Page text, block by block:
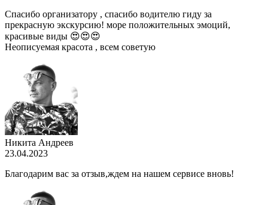
Спасибо организатору , спасибо водителю гиду за
прекрасную экскурсию! море положительных эмоций,
красивые виды 😍😍😍
Неописуемая красота , всем советую
Никита Андреев
23.04.2023
Благодарим вас за отзыв,ждем на нашем сервисе вновь!